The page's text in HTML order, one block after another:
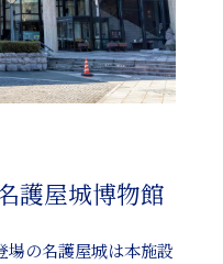
護屋城博物館
場の名護屋城は本施設